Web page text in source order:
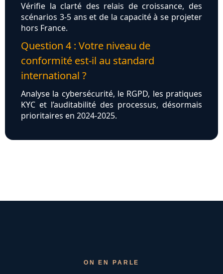
Vérifie la clarté des relais de croissance, des
scénarios 3-5 ans et de la capacité à se projeter
hors France.
Question 4 : Votre niveau de
conformité est-il au standard
international ?
Analyse la cybersécurité, le RGPD, les pratiques
KYC et l’auditabilité des processus, désormais
prioritaires en 2024-2025.
ON EN PARLE